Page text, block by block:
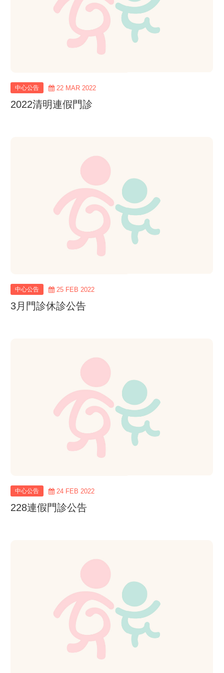
中心公告 22 MAR 2022
2022清明連假門診
view
more
中心公告 25 FEB 2022
3月門診休診公告
view
more
中心公告 24 FEB 2022
228連假門診公告
view
more